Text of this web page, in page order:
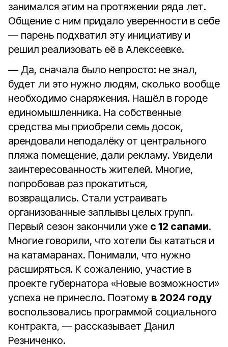
занимался этим на протяжении ряда лет.
Общение с ним придало уверенности в себе
— парень подхватил эту инициативу и
решил реализовать её в Алексеевке.
— Да, сначала было непросто: не знал,
будет ли это нужно людям, сколько вообще
необходимо снаряжения. Нашёл в городе
единомышленника. На собственные
средства мы приобрели семь досок,
арендовали неподалёку от центрального
пляжа помещение, дали рекламу. Увидели
заинтересованность жителей. Многие,
попробовав раз прокатиться,
возвращались. Стали устраивать
организованные заплывы целых групп.
Первый сезон закончили уже с 12 сапами.
Многие говорили, что хотели бы кататься и
на катамаранах. Понимали, что нужно
расширяться. К сожалению, участие в
проекте губернатора «Новые возможности»
успеха не принесло. Поэтому в 2024 году
воспользовались программой социального
контракта, — рассказывает Данил
Резниченко.